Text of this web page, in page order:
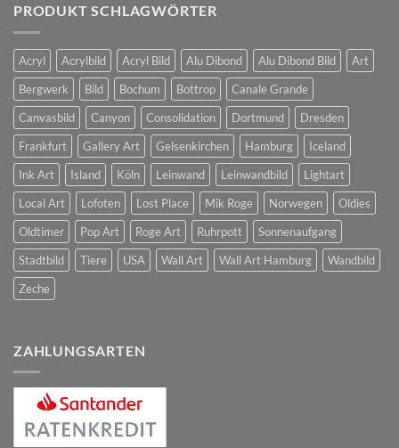
PRODUKT SCHLAGWÖRTER
Acryl Acrylbild Acryl Bild Alu Dibond Alu Dibond Bild
Art
Bergwerk
Bild Bochum Bottrop
Canale Grande
Canvasbild
Canyon Consolidation Dortmund
Dresden
Frankfurt
Gallery Art Gelsenkirchen Hamburg
Iceland
Ink Art
Island Köln Leinwand Leinwandbild
Lightart
Local Art
Lofoten Lost Place Mik Roge Norwegen
Oldies
Oldtimer
Pop Art Roge Art Ruhrpott
Sonnenaufgang
Stadtbild
Tiere USA Wall Art Wall Art Hamburg
Wandbild
Zeche
ZAHLUNGSARTEN